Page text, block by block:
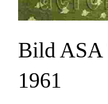
Bild ASA
1961